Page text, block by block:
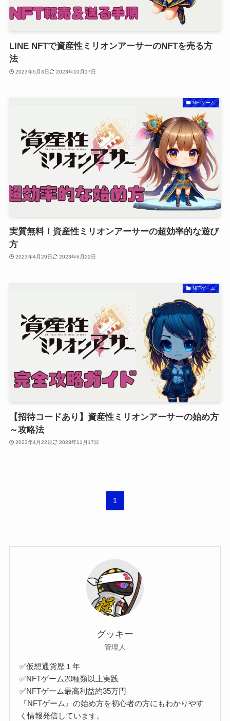
LINE NFTで資産性ミリオンアーサーのNFTを売る方
法
2023年5月3日 2023年10月17日
NFTゲーム
実質無料！資産性ミリオンアーサーの超効率的な遊び
方
2023年4月29日 2023年6月22日
NFTゲーム
【招待コードあり】資産性ミリオンアーサーの始め方
～攻略法
2023年4月22日 2023年11月17日
1
グッキー
管理人
✅仮想通貨歴１年
✅NFTゲーム20種類以上実践
✅NFTゲーム最高利益約35万円
『NFTゲーム』の始め方を初心者の方にもわかりやす
く情報発信しています。